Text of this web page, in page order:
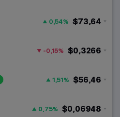
$73,64
0,54%
$0,3266
-0,15%
$56,46
1,51%
$0,06948
0,75%